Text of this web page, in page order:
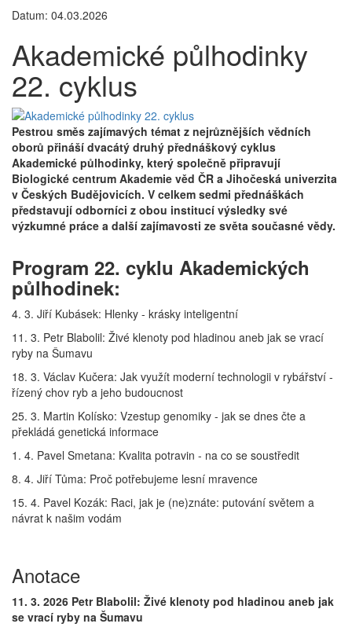
Datum: 04.03.2026
Akademické půlhodinky
22. cyklus
Pestrou směs zajímavých témat z nejrůznějších vědních
oborů přináší dvacátý druhý přednáškový cyklus
Akademické půlhodinky, který společně připravují
Biologické centrum Akademie věd ČR a Jihočeská univerzita
v Českých Budějovicích. V celkem sedmi přednáškách
představují odborníci z obou institucí výsledky své
výzkumné práce a další zajímavosti ze světa současné vědy.
Program 22. cyklu Akademických
půlhodinek:
4. 3. Jiří Kubásek: Hlenky - krásky inteligentní
11. 3. Petr Blabolil: Živé klenoty pod hladinou aneb jak se vrací
ryby na Šumavu
18. 3. Václav Kučera: Jak využít moderní technologii v rybářství -
řízený chov ryb a jeho budoucnost
25. 3. Martin Kolísko: Vzestup genomiky - jak se dnes čte a
překládá genetická informace
1. 4. Pavel Smetana: Kvalita potravin - na co se soustředit
8. 4. Jiří Tůma: Proč potřebujeme lesní mravence
15. 4. Pavel Kozák: Raci, jak je (ne)znáte: putování světem a
návrat k našim vodám
Anotace
11. 3. 2026 Petr Blabolil: Živé klenoty pod hladinou aneb jak
se vrací ryby na Šumavu